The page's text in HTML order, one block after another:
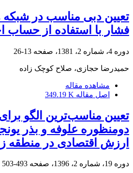
تعیین دبی مناسب در شبکه
فشار با استفاده از حساب
دوره 4، شماره 2، 1381، صفحه 13-26
حمیدرضا حجازى، صلاح کوچک زاده
مشاهده مقاله
اصل مقاله 349.19 K
تعیین مناسب‌ترین الگو
دومنظوره علوفه و بذر
ارزش اقتصادی در منطقه
دوره 19، شماره 2، 1396، صفحه 493-503